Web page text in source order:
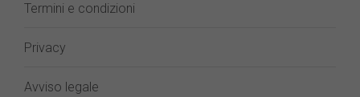
Termini e condizioni
Privacy
Avviso legale